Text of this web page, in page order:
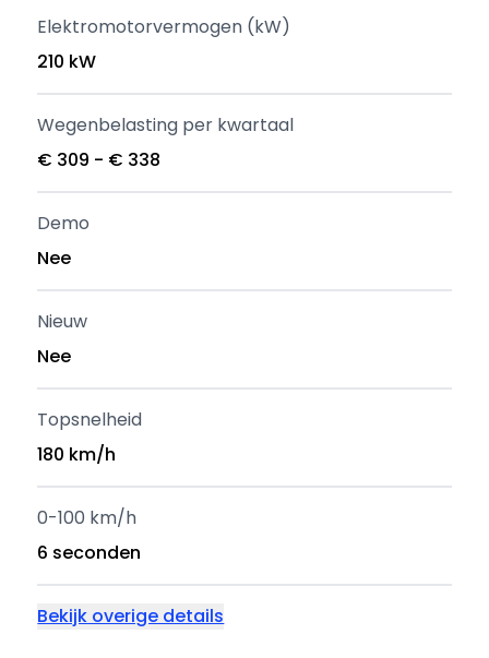
Elektromotorvermogen (kW)
210 kW
Wegenbelasting per kwartaal
€ 309 - € 338
Demo
Nee
Nieuw
Nee
Topsnelheid
180 km/h
0-100 km/h
6 seconden
Bekijk overige details